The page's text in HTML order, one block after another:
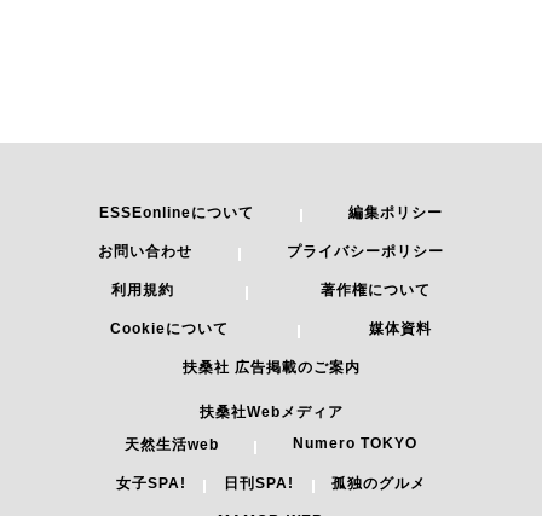
ESSEonlineについて 編集ポリシー
お問い合わせ プライバシーポリシー
利用規約 著作権について
Cookieについて 媒体資料
扶桑社 広告掲載のご案内
扶桑社Webメディア
天然生活web
Numero TOKYO
女子SPA! 日刊SPA! 孤独のグルメ